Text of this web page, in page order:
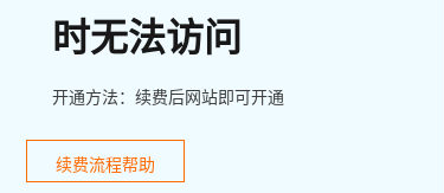
时无法访问
开通方法：续费后网站即可开通
续费流程帮助